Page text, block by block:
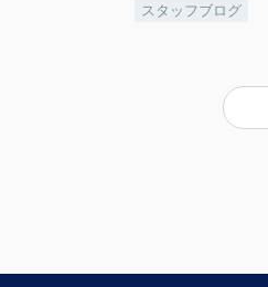
スタッフブログ